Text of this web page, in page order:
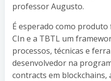
professor Augusto.
É esperado como
CIn e a TBTL um
processos, técnicas e
desenvolvedor na
contracts em blockchains,